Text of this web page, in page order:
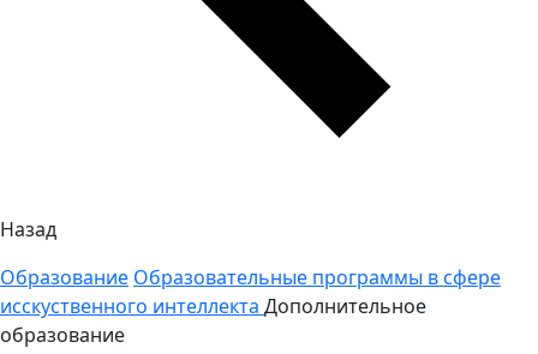
Назад
Образование Образовательные программы в сфере
исскуственного интеллекта Дополнительное
образование